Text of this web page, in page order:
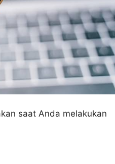
saat Anda melakukan